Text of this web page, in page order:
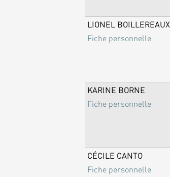
LIONEL BOILLEREAUX
Fiche personnelle
KARINE BORNE
Fiche personnelle
CÉCILE CANTO
Fiche personnelle